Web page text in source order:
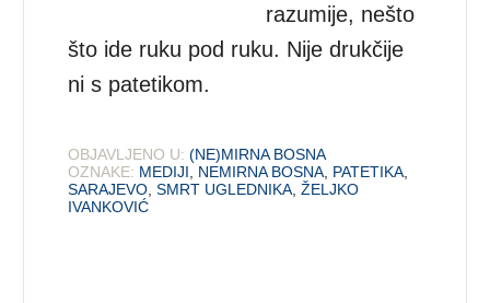
razumije, nešto
što ide ruku pod ruku. Nije drukčije
ni s patetikom.
OBJAVLJENO U: (NE)MIRNA BOSNA
OZNAKE: MEDIJI NEMIRNA BOSNA PATETIKA
SARAJEVO ,SMRT UGLEDNIKA ,ŽELJKO
IVANKOVIĆ